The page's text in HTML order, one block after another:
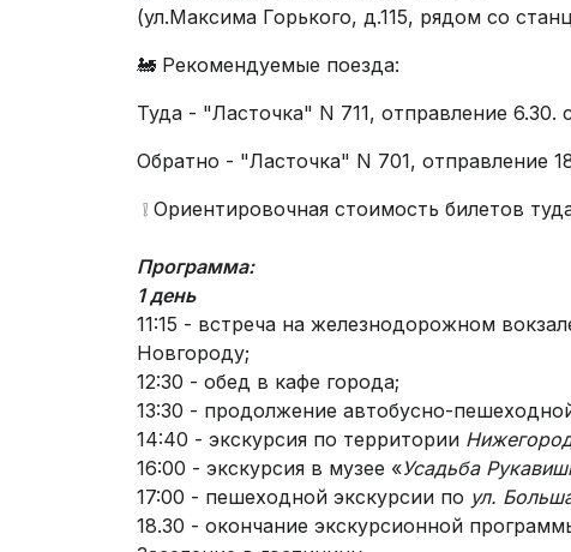
(ул.Максима Горького, д.115, рядом со
🚂 Рекомендуемые поезда:
Туда - "Ласточка" N 711, отправление
Обратно - "Ласточка" N 701, отправление
❕ Ориентировочная стоимость билетов
Программа:
1 день
11:15 - встреча на железнодорожном
Новгороду;
12:30 - обед в кафе города;
13:30 - продолжение автобусно-
14:40 - экскурсия по территории
16:00 - экскурсия в музее «Усадьба
17:00 - пешеходной экскурсии по ул.
18.30 - окончание экскурсионной